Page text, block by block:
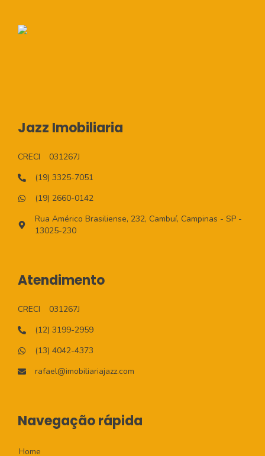
Jazz Imobiliaria
CRECI
031267J
(19) 3325-7051
(19) 2660-0142
Rua Américo Brasiliense, 232, Cambuí, Campinas - SP -
13025-230
Atendimento
CRECI
031267J
(12) 3199-2959
(13) 4042-4373
rafael@imobiliariajazz.com
Navegação rápida
Home